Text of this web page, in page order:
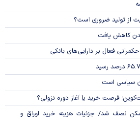
از تولید ضروری است؟
کاهش یافت
فعال بر دارایی‌های بانکی
سیاسی است
نصف شد/ جزئیات هزینه خرید اوراق و